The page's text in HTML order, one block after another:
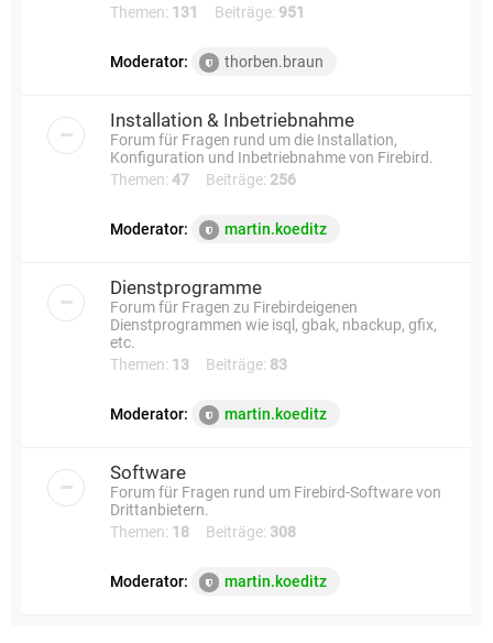
Themen: 131 Beiträge: 951
Moderator: thorben.braun
Installation & Inbetriebnahme
Forum für Fragen rund um die Installation,
Konfiguration und Inbetriebnahme von Firebird.
Themen: 47 Beiträge: 256
Moderator: martin.koeditz
Dienstprogramme
Forum für Fragen zu Firebirdeigenen
Dienstprogrammen wie isql, gbak, nbackup, gfix,
etc.
Themen: 13 Beiträge: 83
Moderator: martin.koeditz
Software
Forum für Fragen rund um Firebird-Software von
Drittanbietern.
Themen: 18 Beiträge: 308
Moderator: martin.koeditz